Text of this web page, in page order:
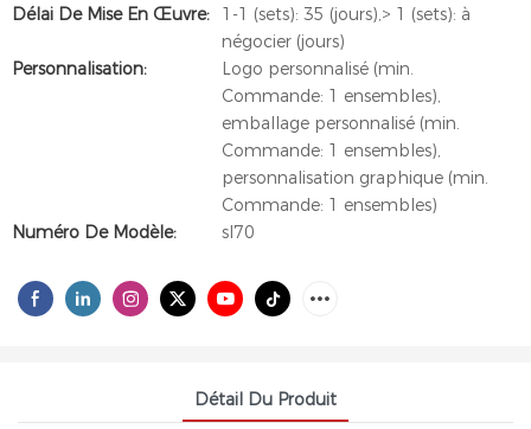
Délai De Mise En Œuvre:
1-1 (sets): 35 (jours),> 1 (sets): à
négocier (jours)
Personnalisation:
Logo personnalisé (min.
Commande: 1 ensembles),
emballage personnalisé (min.
Commande: 1 ensembles),
personnalisation graphique (min.
Commande: 1 ensembles)
Numéro De Modèle:
sl70
Détail Du Produit